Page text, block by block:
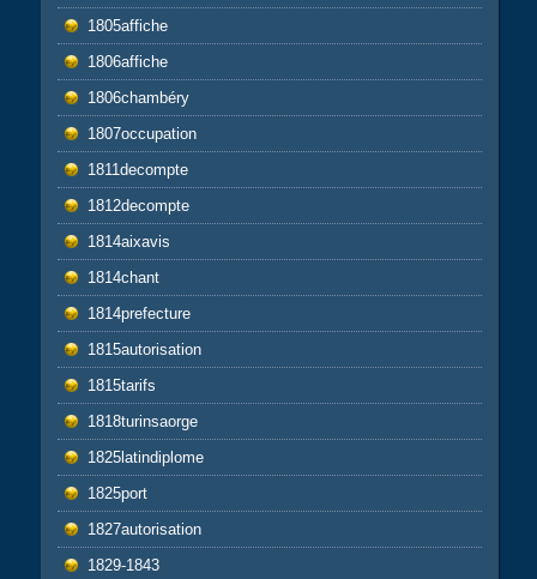
1805affiche
1806affiche
1806chambéry
1807occupation
1811decompte
1812decompte
1814aixavis
1814chant
1814prefecture
1815autorisation
1815tarifs
1818turinsaorge
1825latindiplome
1825port
1827autorisation
1829-1843